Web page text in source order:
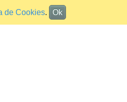
de Cookies. Ok